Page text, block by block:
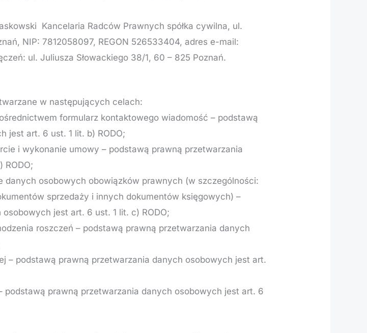
Kancelaria Radców Prawnych spółka cywilna, ul.
NIP: 7812058097, REGON 526533404, adres e-mail:
ul. Juliusza Słowackiego 38/1, 60 – 825 Poznań.
w następujących celach:
formularz kontaktowego wiadomość – podstawą
jest art. 6 ust. 1 lit. b) RODO;
i wykonanie umowy – podstawą prawną przetwarzania
RODO;
osobowych obowiązków prawnych (w szczególności:
sprzedaży i innych dokumentów księgowych) –
jest art. 6 ust. 1 lit. c) RODO;
roszczeń – podstawą prawną przetwarzania danych
– podstawą prawną przetwarzania danych osobowych jest art.
podstawą prawną przetwarzania danych osobowych jest art. 6